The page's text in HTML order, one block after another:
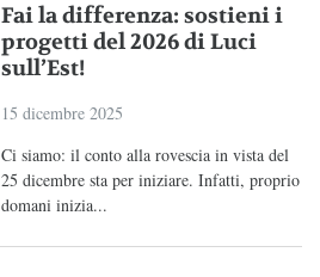
Fai la differenza: sostieni i
progetti del 2026 di Luci
sull’Est!
15 dicembre 2025
Ci siamo: il conto alla rovescia in vista del
25 dicembre sta per iniziare. Infatti, proprio
domani inizia...